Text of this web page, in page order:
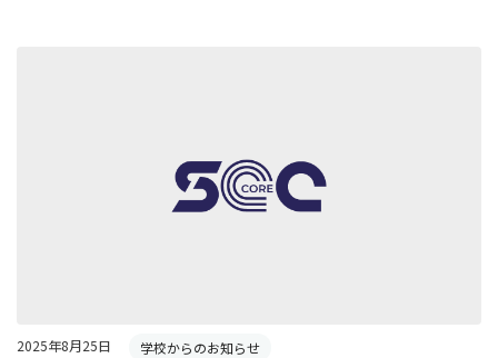
2025年8月25日 学校からのお知らせ